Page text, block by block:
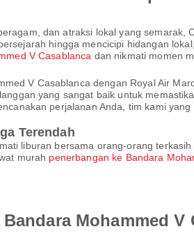
dan atraksi lokal yang semarak,
hingga mencicipi hidangan
V Casablanca dan nikmati momen
V Casablanca dengan Royal Air
yang sangat baik untuk
perjalanan Anda, tim kami
Terendah
liburan bersama orang-orang
murah penerbangan ke Bandara
Mohammed V